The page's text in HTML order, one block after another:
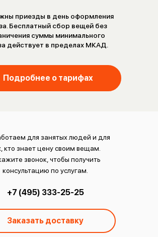
приезды в день оформления
Бесплатный сбор вещей без
суммы минимального
действует в пределах МКАД.
Подробнее о тарифах
для занятых людей и для
кто знает цену своим вещам.
звонок, чтобы получить
консультацию по услугам.
+7 (495) 333-25-25
Заказать доставку